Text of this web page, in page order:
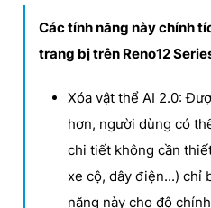
Các tính năng này chính
trang bị trên Reno12
Xóa vật thể AI 2.0:
hơn, người dùng có
chi tiết không cần
xe cộ, dây điện...) chỉ
năng này cho độ